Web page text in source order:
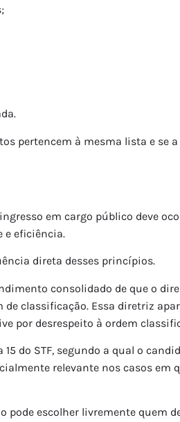
pertencem à mesma lista e
em cargo público deve
e eficiência.
direta desses princípios.
consolidado de que o
classificação. Essa diretriz
por desrespeito à ordem
do STF, segundo a qual o
relevante nos casos
pode escolher livremente quem